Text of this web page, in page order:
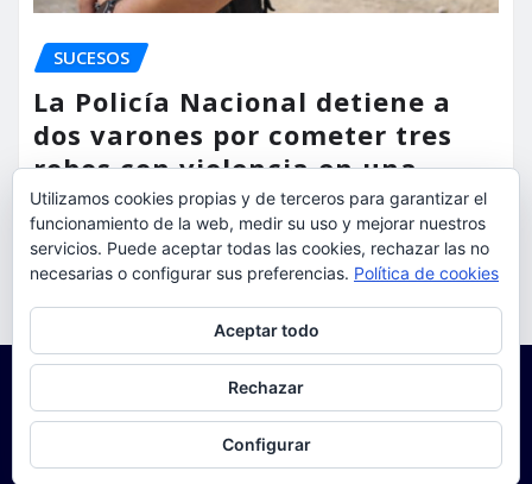
SUCESOS
La Policía Nacional detiene a
dos varones por cometer tres
robos con violencia en una
misma mañana
torrent al dia Ago 7, 2026
Utilizamos cookies propias y de terceros para garantizar el
funcionamiento de la web, medir su uso y mejorar nuestros
servicios. Puede aceptar todas las cookies, rechazar las no
necesarias o configurar sus preferencias. Política de cookies
Aceptar todo
Rechazar
Configurar
Para obtener más información, incluido cómo gestionar las cookies,